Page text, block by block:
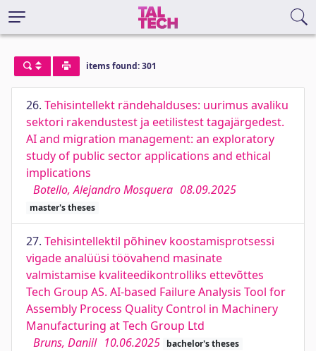
items found: 301
26. Tehisintellekt rändehalduses: uurimus avaliku
sektori rakendustest ja eetilistest tagajärgedest.
AI and migration management: an exploratory
study of public sector applications and ethical
implications
Botello, Alejandro Mosquera 08.09.2025
master's theses
27. Tehisintellektil põhinev koostamisprotsessi
vigade analüüsi töövahend masinate
valmistamise kvaliteedikontrolliks ettevõttes
Tech Group AS. AI-based Failure Analysis Tool for
Assembly Process Quality Control in Machinery
Manufacturing at Tech Group Ltd
Bruns, Daniil 10.06.2025 bachelor's theses